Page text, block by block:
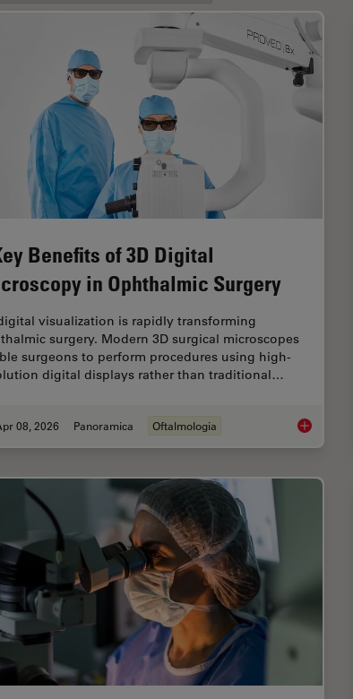
Benefits of 3D Digital
in Ophthalmic Surgery
visualization is rapidly transforming
surgery. Modern 3D surgical microscopes
surgeons to perform procedures using high-
digital displays rather than traditional…
08, 2026 Panoramica Oftalmologia 4 Key